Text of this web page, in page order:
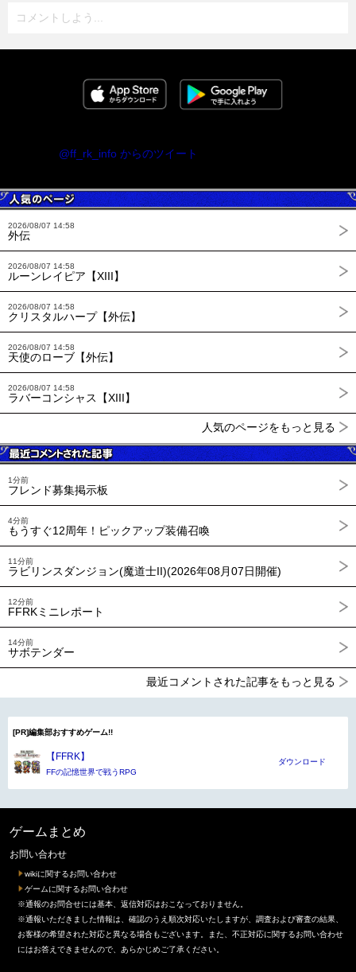
コメントしよう...
@ff_rk_info からのツイート
2026/08/07 14:58
外伝
2026/08/07 14:58
ルーンレイピア【XIII】
2026/08/07 14:58
クリスタルハープ【外伝】
2026/08/07 14:58
天使のローブ【外伝】
2026/08/07 14:58
ラバーコンシャス【XIII】
人気のページをもっと見る
1分前
フレンド募集掲示板
4分前
もうすぐ12周年！ピックアップ装備召喚
11分前
ラビリンスダンジョン(魔道士II)(2026年08月07日開催)
12分前
FFRKミニレポート
14分前
サボテンダー
最近コメントされた記事をもっと見る
[PR]編集部おすすめゲーム!!
【FFRK】
FFの記憶世界で戦うRPG
ダウンロード
ゲームまとめ
お問い合わせ
wikiに関するお問い合わせ
ゲームに関するお問い合わせ
※通報のお問合せには基本、返信対応はおこなっておりません。
※通報いただきました情報は、確認のうえ順次対応いたしますが、調査および審査の結果、
お客様の希望された対応と異なる場合もございます。また、不正対応に関するお問い合わせ
にはお答えできませんので、あらかじめご了承ください。